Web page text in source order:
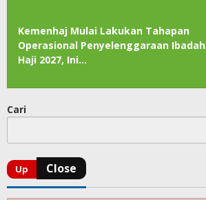
Kemenhaj Mulai Lakukan Tahapan
Operasional Penyelenggaraan Ibadah
Haji 2027, Ini…
Cari